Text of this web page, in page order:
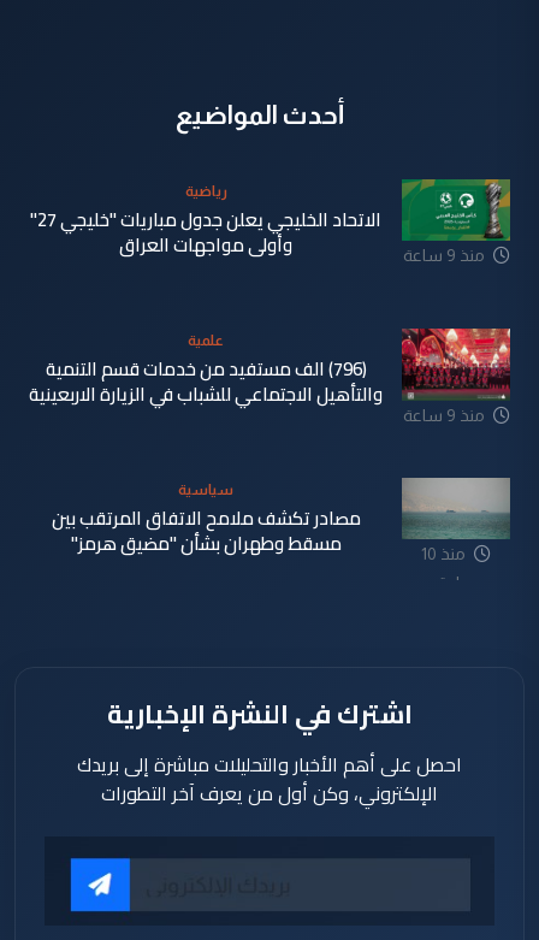
أحدث المواضيع
منذ 9 ساعة
رياضية
الاتحاد الخليجي يعلن جدول مباريات "خليجي 27"
وأولى مواجهات العراق
منذ 9 ساعة
علمية
(796) الف مستفيد من خدمات قسم التنمية
والتأهيل الاجتماعي للشباب في الزيارة الاربعينية
منذ 10
ساعة
سياسية
مصادر تكشف ملامح الاتفاق المرتقب بين
مسقط وطهران بشأن "مضيق هرمز"
اشترك في النشرة الإخبارية
احصل على أهم الأخبار والتحليلات مباشرة إلى بريدك
الإلكتروني، وكن أول من يعرف آخر التطورات